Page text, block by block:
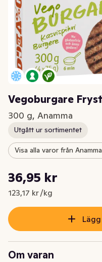
Vegoburgare
300 g, Anamma
Utgått ur sortimentet
Visa alla varor från Anamma
Nuvarande pris är: 36,95
36,95 kr
123,17 kr /kg
Styckpris: 123,17 kr /kg
Om varan